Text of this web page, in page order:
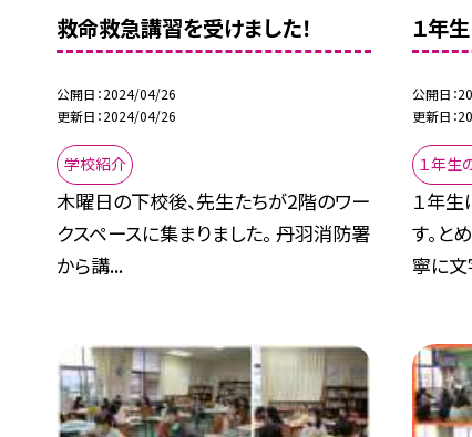
救命救急講習を受けました！
公開日 2024/04/26
更新日 2024/04/26
学校紹介
木曜日の下校後、先生たちが2階のワー
クスペースに集まりました。 丹羽消防署
から講...
１年
公開日
更新日
１年生
１年生
す。と
寧に